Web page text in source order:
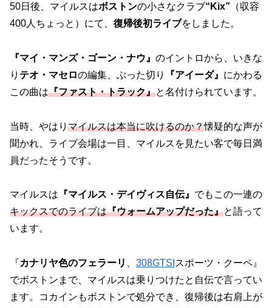
50日後、マイルスはボストンの小さなクラブ“Kix” （収容
400人ちょっと）にて、 復帰後初ライブをしました。
『マイ・マンズ・ゴーン・ナウ』 のイントロから、いきな
り テオ・マセロの編集、ぶった切り 『アイーダ』 にかわる
この曲は『ファスト・トラック』と名付けられています。
当時、やはり マイルスは本当に吹けるのか？懐疑的な声が
聞かれ、ライブ会場は一目、マイルスを見たい客で毎日満
員だったそうです。
マイルスは 『マイルス・デイヴィス自伝』 でもこの一連の
キックスでのライブは『ウォームアップだった』と語って
います。
『カナリヤ色のフェラーリ 308GTSI スポーツ・クーペ』
でボストンまで、マイルスは乗りつけたと自伝で言ってい
ます。コカインもボストンで処分でき、復帰後は右肩上が